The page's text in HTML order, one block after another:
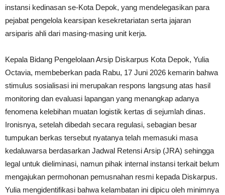
instansi kedinasan se-Kota Depok, yang mendelegasikan para
pejabat pengelola kearsipan kesekretariatan serta jajaran
arsiparis ahli dari masing-masing unit kerja.
Kepala Bidang Pengelolaan Arsip Diskarpus Kota Depok, Yulia
Octavia, membeberkan pada Rabu, 17 Juni 2026 kemarin bahwa
stimulus sosialisasi ini merupakan respons langsung atas hasil
monitoring dan evaluasi lapangan yang menangkap adanya
fenomena kelebihan muatan logistik kertas di sejumlah dinas.
Ironisnya, setelah dibedah secara regulasi, sebagian besar
tumpukan berkas tersebut nyatanya telah memasuki masa
kedaluwarsa berdasarkan Jadwal Retensi Arsip (JRA) sehingga
legal untuk dieliminasi, namun pihak internal instansi terkait belum
mengajukan permohonan pemusnahan resmi kepada Diskarpus.
Yulia mengidentifikasi bahwa kelambatan ini dipicu oleh minimnya